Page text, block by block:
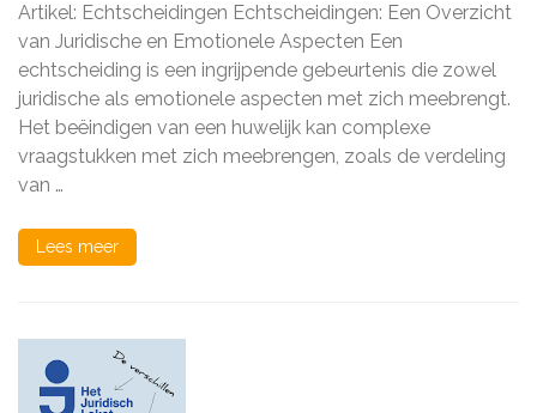
moet
weten
over
echtscheidingen:
Juridische
en
Emotionele
Aspecten
Artikel: Echtscheidingen Echtscheidingen: Een Overzicht
van Juridische en Emotionele Aspecten Een
echtscheiding is een ingrijpende gebeurtenis die zowel
juridische als emotionele aspecten met zich meebrengt.
Het beëindigen van een huwelijk kan complexe
vraagstukken met zich meebrengen, zoals de verdeling
van …
Lees meer